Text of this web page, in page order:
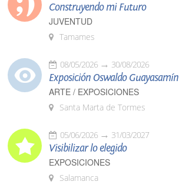
Construyendo mi Futuro
JUVENTUD
Tamames
08/05/2026 30/08/2026
Exposición Oswaldo Guayasamín
ARTE / EXPOSICIONES
Santa Marta de Tormes
05/06/2026 31/03/2027
Visibilizar lo elegido
EXPOSICIONES
Salamanca